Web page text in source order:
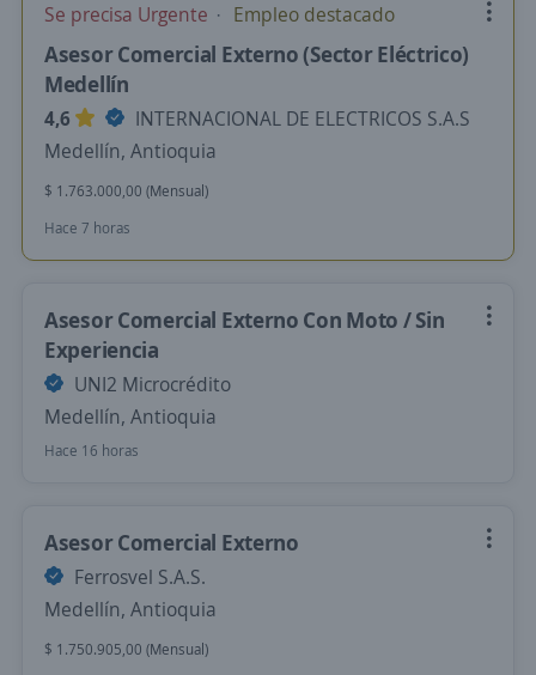
Se precisa Urgente Empleo destacado
Asesor Comercial Externo (Sector Eléctrico)
Medellín
4,6
INTERNACIONAL DE ELECTRICOS S.A.S
Medellín, Antioquia
$ 1.763.000,00 (Mensual)
Hace 7 horas
Asesor Comercial Externo Con Moto / Sin
Experiencia
UNI2 Microcrédito
Medellín, Antioquia
Hace 16 horas
Asesor Comercial Externo
Ferrosvel S.A.S.
Medellín, Antioquia
$ 1.750.905,00 (Mensual)